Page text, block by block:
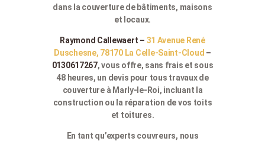
dans la couverture de bâtiments, maisons
et locaux.
Raymond Callewaert – 31 Avenue René
Duschesne, 78170 La Celle-Saint-Cloud –
0130617267, vous offre, sans frais et sous
48 heures, un devis pour tous travaux de
couverture à Marly-le-Roi, incluant la
construction ou la réparation de vos toits
et toitures.
En tant qu’experts couvreurs, nous